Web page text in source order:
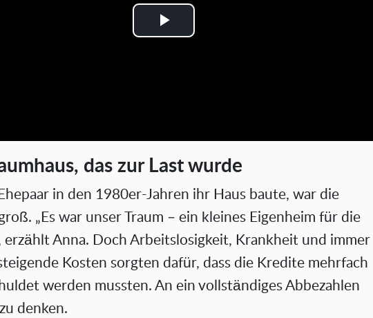
P
V
i
d
e
o
das zur Last wurde
in den 1980er-Jahren ihr Haus baute, war die
„Es war unser Traum – ein kleines Eigenheim für die
erzählt Anna. Doch Arbeitslosigkeit, Krankheit und immer
Kosten sorgten dafür, dass die Kredite mehrfach
werden mussten. An ein vollständiges Abbezahlen
denken.